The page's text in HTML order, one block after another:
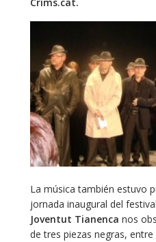
La música también estuvo
jornada inaugural del
Joventut Tianenca nos
de tres piezas negras,